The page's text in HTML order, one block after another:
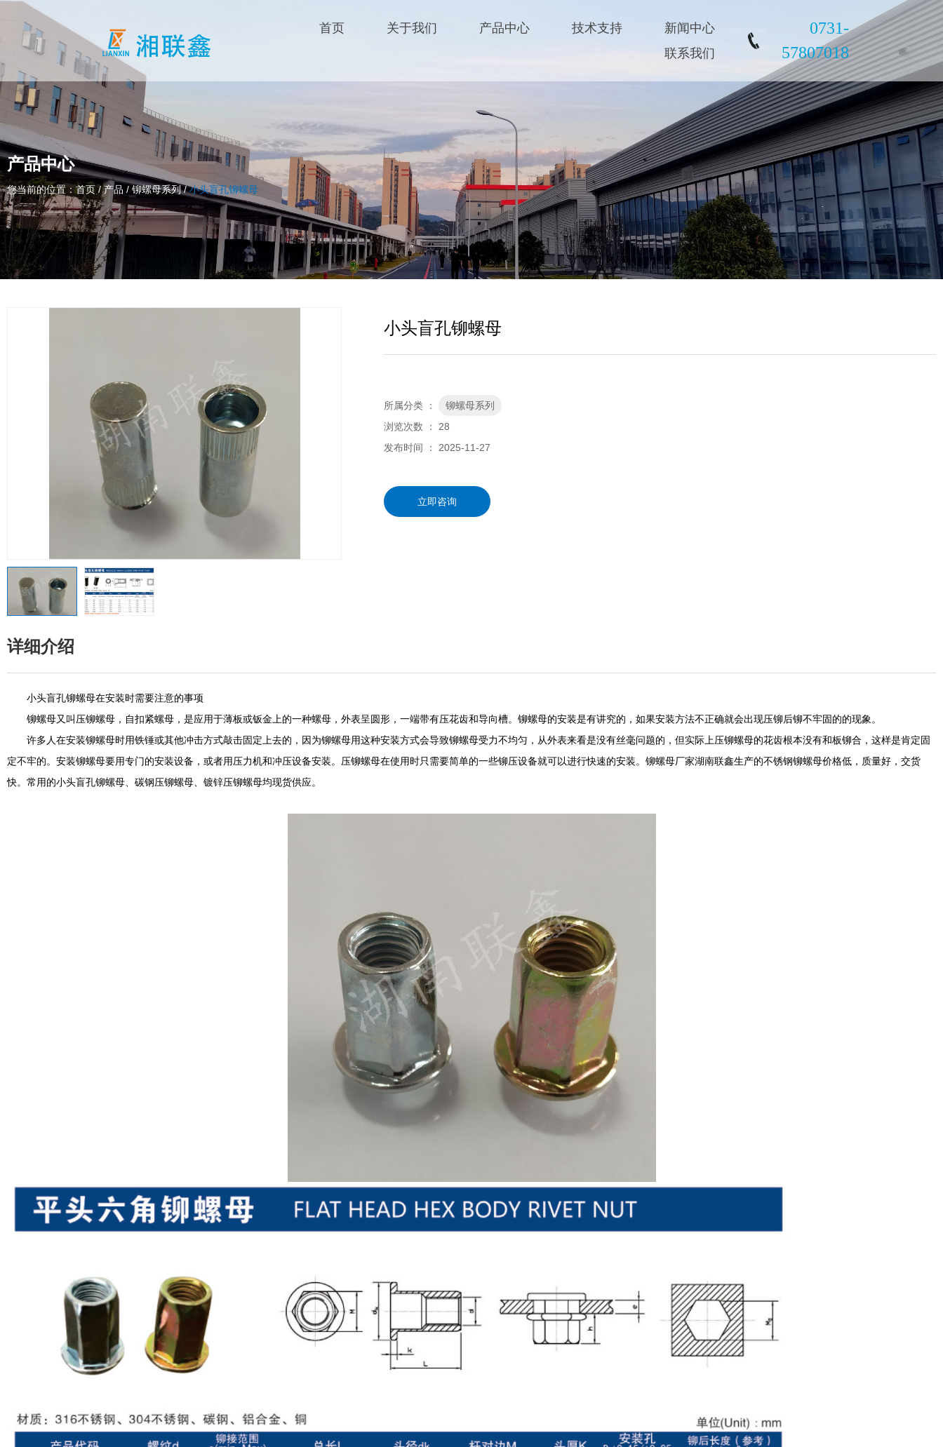
首页 关于我们 产品中心 技术支持
新闻中心
联系我们
0731-
57807018
产品中心
您当前的位置：首页/产品 / 铆螺母系列 /小头盲孔铆螺母
小头盲孔铆螺母
所属分类 ：
铆螺母系列
浏览次数 ： 28
发布时间 ： 2025-11-27
立即咨询
详细介绍
小头盲孔铆螺母在安装时需要注意的事项
铆螺母又叫压铆螺母，自扣紧螺母，是应用于薄板或钣金上的一种螺母，外表呈圆形，一端带有压花齿和导向槽。铆螺母的安装是有讲究的，如果安装方法不正确就会出现压铆后铆不牢固的的现象。
许多人在安装铆螺母时用铁锤或其他冲击方式敲击固定上去的，因为铆螺母用这种安装方式会导致铆螺母受力不均匀，从外表来看是没有丝毫问题的，但实际上压铆螺母的花齿根本没有和板铆合，这样是肯定固
定不牢的。安装铆螺母要用专门的安装设备，或者用压力机和冲压设备安装。压铆螺母在使用时只需要简单的一些铆压设备就可以进行快速的安装。 铆螺母厂家湖南联鑫生产的不锈钢铆螺母价格低，质量好，交货
快。常用的小头盲孔铆螺母、碳钢压铆螺母、镀锌压铆螺母均现货供应。